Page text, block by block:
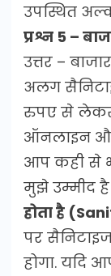
उपस्थित
प्रश्न 5 –
उत्तर –
अलग
रुपए से
ऑनलाइन
आप कही से
मुझे उम्मीद
होता है
पर
होगा. यदि